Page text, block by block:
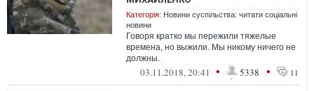
Категорія: Новини суспільства: читати соціальні
новини
Говоря кратко мы пережили тяжелые
времена, но выжили. Мы никому ничего не
должны.
03.11.2018, 20:41 • 5338 • 11